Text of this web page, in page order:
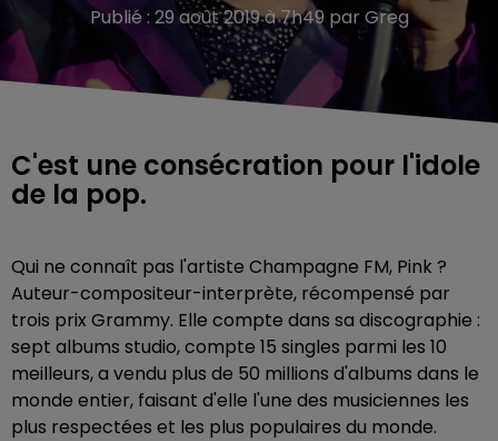
Publié : 29 août 2019 à 7h49 par Greg
C'est une consécration pour l'idole
de la pop.
Qui ne connaît pas l'artiste Champagne FM, Pink ?
Auteur-compositeur-interprète, récompensé par
trois prix Grammy. Elle compte dans sa discographie :
sept albums studio, compte 15 singles parmi les 10
meilleurs, a vendu plus de 50 millions d'albums dans le
monde entier, faisant d'elle l'une des musiciennes les
plus respectées et les plus populaires du monde.